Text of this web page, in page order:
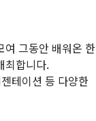
여 그동안 배워온 한
최합니다.
테이션 등 다양한